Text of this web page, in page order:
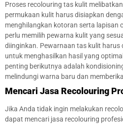
Proses recolouring tas kulit
permukaan kulit harus disiapkan
menghilangkan kotoran serta lapisan
perlu memilih pewarna kulit yang
diinginkan. Pewarnaan tas kulit harus
untuk menghasilkan hasil yang
penting berikutnya adalah
melindungi warna baru dan
Mencari Jasa Recolouring
Jika Anda tidak ingin melakukan
dapat mencari jasa recolouring